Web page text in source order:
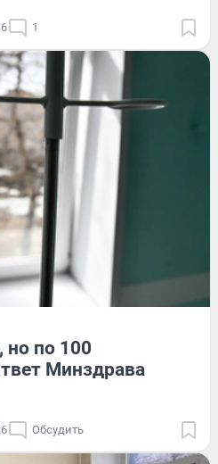
1
но по 100
Минздрава
Обсудить